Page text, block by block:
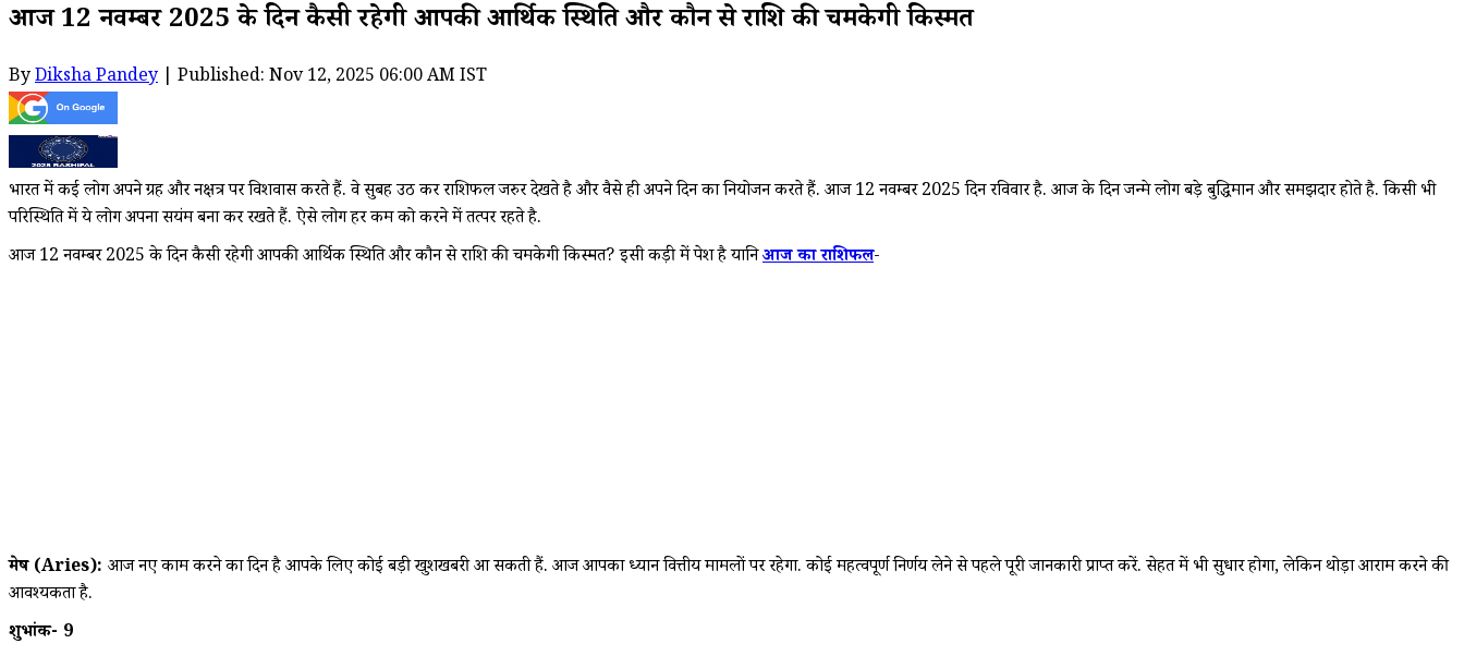
आज 12 नवम्बर 2025 के दिन कैसी रहेगी आपकी आर्थिक स्थिति और कौन से राशि की चमकेगी किस्मत
ByDiksha Pandey | Published: Nov 12, 2025 06:00 AM IST
भारत में कई लोग अपने ग्रह और नक्षत्र पर विशवास करते हैं. वे सुबह उठ कर राशिफल जरुर देखते है और वैसे ही अपने दिन का नियोजन करते हैं. आज 12 नवम्बर 2025 दिन रविवार है. आज के दिन जन्मे लोग बड़े बुद्धिमान और समझदार होते है. किसी भी
परिस्थिति में ये लोग अपना सयंम बना कर रखते हैं. ऐसे लोग हर कम को करने में तत्पर रहते है.
आज 12 नवम्बर 2025 के दिन कैसी रहेगी आपकी आर्थिक स्थिति और कौन से राशि की चमकेगी किस्मत? इसी कड़ी में पेश है यानिआज का राशिफल-
मेष (Aries): आज नए काम करने का दिन है आपके लिए कोई बड़ी खुशखबरी आ सकती हैं. आज आपका ध्यान वित्तीय मामलों पर रहेगा. कोई महत्वपूर्ण निर्णय लेने से पहले पूरी जानकारी प्राप्त करें. सेहत में भी सुधार होगा, लेकिन थोड़ा आराम करने की
आवश्यकता है.
शुभांक- 9